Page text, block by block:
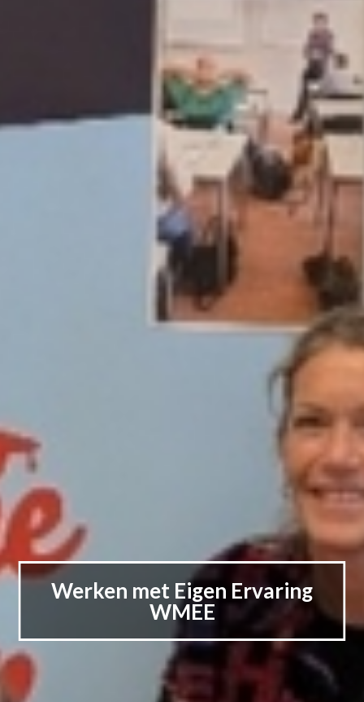
Werken met Eigen Ervaring
WMEE